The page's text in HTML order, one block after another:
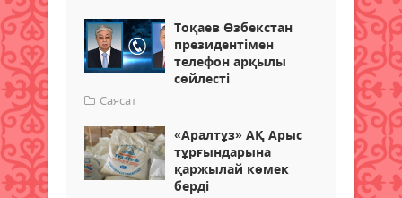
Тоқаев Өзбекстан
президентімен
телефон арқылы
сөйлесті
Саясат
«Аралтұз» АҚ Арыс
тұрғындарына
қаржылай көмек
берді